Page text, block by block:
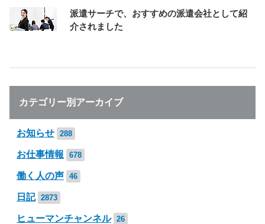
派遣サーチで、おすすめの派遣会社として紹
介されました
カテゴリー別アーカイブ
お知らせ 288
お仕事情報 678
働く人の声 46
日記 2873
ヒューマンチャンネル 26